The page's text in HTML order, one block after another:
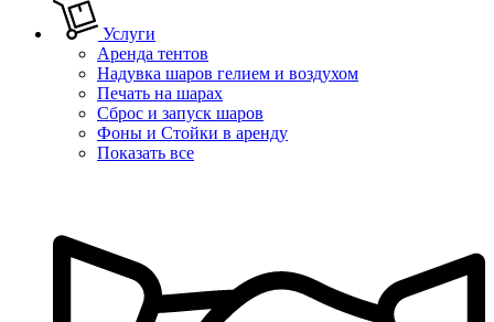
Услуги
Аренда тентов
Надувка шаров гелием и воздухом
Печать на шарах
Сброс и запуск шаров
Фоны и Стойки в аренду
Показать все